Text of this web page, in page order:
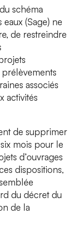
schéma
(Sage) ne
de restreindre
prélèvements
associés
activités
de supprimer
mois pour le
d’ouvrages
dispositions,
du décret du
de la